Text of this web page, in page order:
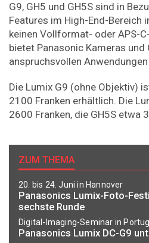
G9, GH5 und GH5S sind in
Features im High-End-Bereich
keinen Vollformat- oder APS-
bietet Panasonic Kameras und
anspruchsvollen
Die Lumix G9 (ohne Objektiv)
2100 Franken erhältlich. Die
2600 Franken, die GH5S etwa
ZUM THEMA
20. bis 24. Juni in Hannover
Panasonics Lumix-Foto-
sechste Runde
Digital-Imaging-Seminar in
Panasonics Lumix DC-G9